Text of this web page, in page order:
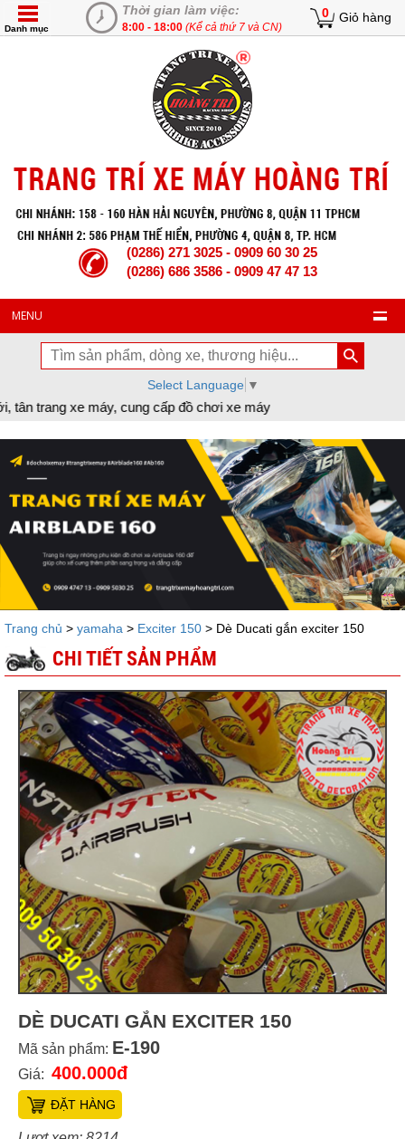
Thời gian làm việc:
8:00 - 18:00 (Kể cả thứ 7 và CN)
0 Giỏ hàng
Danh mục
(0286) 271 3025 - 0909 60 30 25
(0286) 686 3586 - 0909 47 47 13
MENU
Select Language ▼
cung cấp đồ chơi xe máy
Trang chủ > yamaha > Exciter 150 > Dè Ducati gắn exciter 150
CHI TIẾT SẢN PHẨM
DÈ DUCATI GẮN EXCITER 150
Mã sản phẩm: E-190
Giá: 400.000đ
ĐẶT HÀNG